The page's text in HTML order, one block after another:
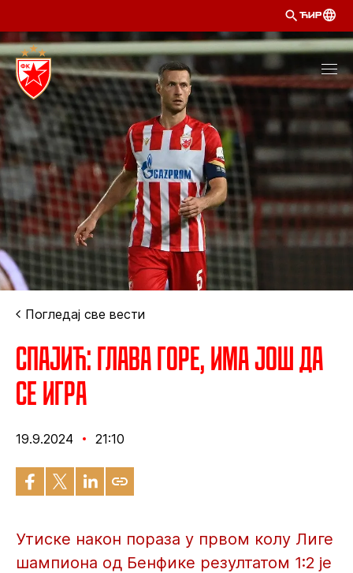
ЋИР
Погледај све вести
Спајић: Глава горе, има још да
се игра
19.9.2024 21:10
Утиске након пораза у првом колу Лиге
шампиона од Бенфике резултатом 1:2 је